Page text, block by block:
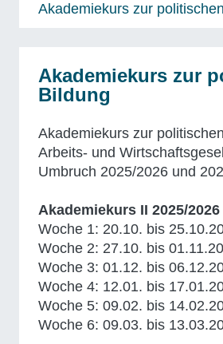
Akademiekurs zur
Akademiekurs zur
Bildung
Akademiekurs zur
Arbeits- und
Umbruch 2025/2026 und
Akademiekurs II 2025/
Woche 1: 20.10. bis
Woche 2: 27.10. bis
Woche 3: 01.12. bis
Woche 4: 12.01. bis
Woche 5: 09.02. bis
Woche 6: 09.03. bis